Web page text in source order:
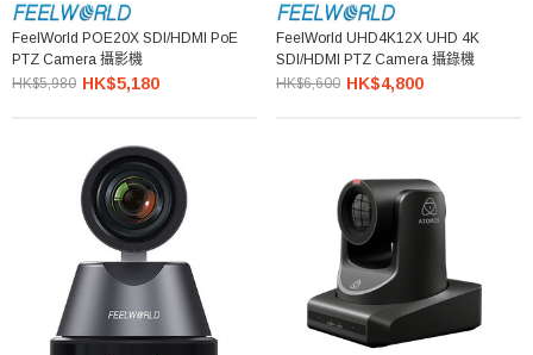
FeelWorld POE20X SDI/HDMI PoE
PTZ Camera 攝影機
HK$5,980 HK$5,180
FeelWorld UHD4K12X UHD 4K
SDI/HDMI PTZ Camera 攝錄機
HK$6,600 HK$4,800